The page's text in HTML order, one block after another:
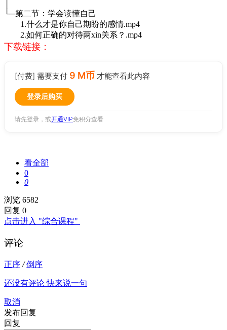
└─第二节：学会读懂自己
1.什么才是你自己期盼的感情.mp4
2.如何正确的对待两xin关系？.mp4
下载链接：
[付费] 需要支付 9 M币 才能查看此内容
登录后购买
请先登录，或开通VIP免积分查看
看全部
0
0
浏览 6582
回复 0
点击进入 "综合课程"
评论
正序 / 倒序
还没有评论 快来说一句
取消
发布回复
回复